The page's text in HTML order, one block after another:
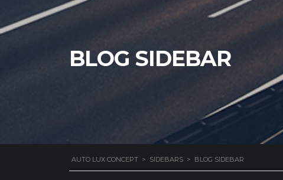
BLOG SIDEBAR
AUTO LUX CONCEPT > SIDEBARS > BLOG SIDEBAR